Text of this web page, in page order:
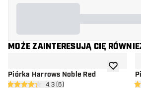
MOŻE ZAINTERESUJĄ CIĘ
Piórka Harrows Noble Red
otwórz panel recenzji
4.3 (6)
dodaj do